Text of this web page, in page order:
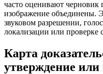
часто оценивают черновик
изображение объединены.
звуковом разрешении,
локализации или проверке
Карта
утверждение